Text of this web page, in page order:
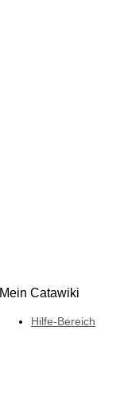
Mein Catawiki
Hilfe-Bereich